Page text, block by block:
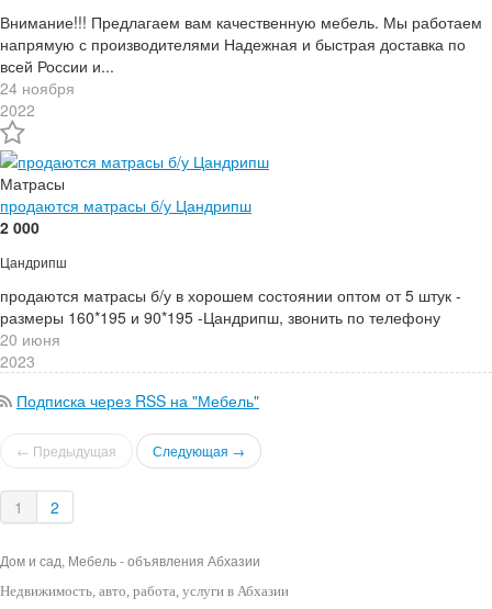
Внимание!!! Предлагаем вам качественную мебель. Мы работаем
напрямую с производителями Надежная и быстрая доставка по
всей России и...
24 ноября
2022
Матрасы
продаются матрасы б/у Цандрипш
2 000
Цандрипш
продаются матрасы б/у в хорошем состоянии оптом от 5 штук -
размеры 160*195 и 90*195 -Цандрипш, звонить по телефону
20 июня
2023
Подписка через RSS на "Мебель"
← Предыдущая Следующая →
1 2
Дом и сад, Мебель - объявления Абхазии
Недвижимость , авто, работа, услуги в Абхазии